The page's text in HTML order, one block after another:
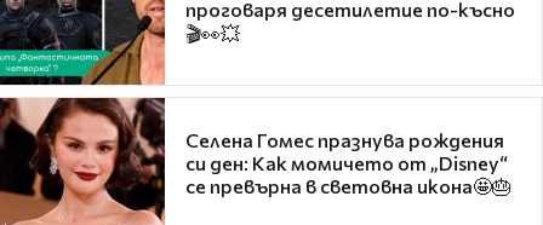
проговаря десетилетие по-късно
🎬👀💥
Селена Гомес празнува рождения
си ден: Как момичето от „Disney“
се превърна в световна икона🤩🎂